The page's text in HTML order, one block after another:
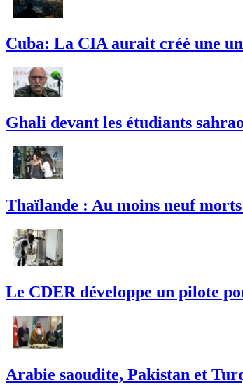
Cuba: La CIA aurait créé une
Ghali devant les étudiants
Thaïlande : Au moins neuf
Le CDER développe un pilote
Arabie saoudite, Pakistan et